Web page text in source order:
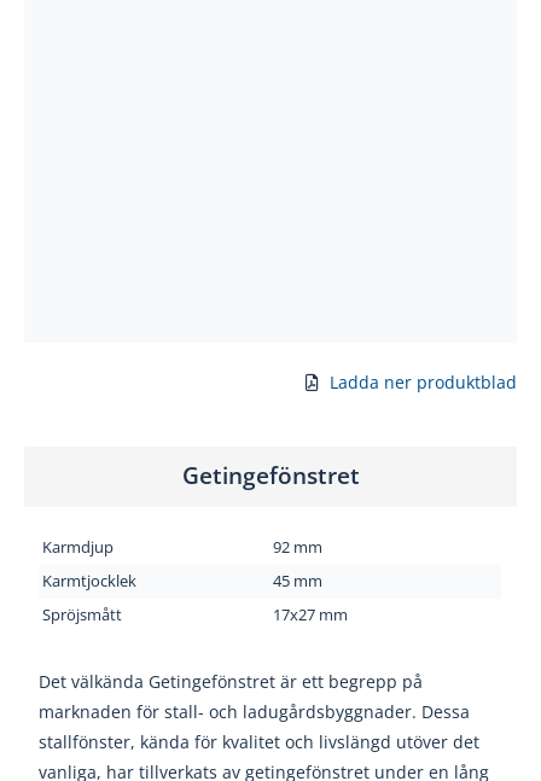
Ladda ner produktblad
Getingefönstret
Karmdjup
92 mm
Karmtjocklek
45 mm
Spröjsmått
17x27 mm
Det välkända Getingefönstret är ett begrepp på
marknaden för stall- och ladugårdsbyggnader. Dessa
stallfönster, kända för kvalitet och livslängd utöver det
vanliga, har tillverkats av getingefönstret under en lång